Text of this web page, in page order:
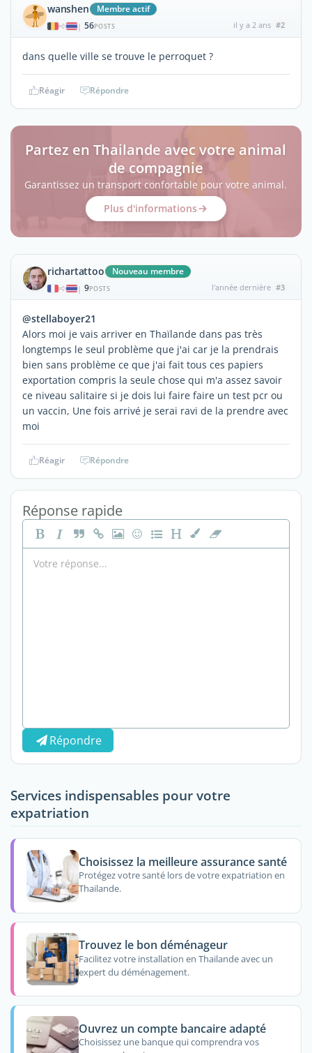
wanshen Membre actif
| 56POSTS il y a 2 ans #2
dans quelle ville se trouve le perroquet ?
Réagir Répondre
Partez en Thailande avec votre animal
de compagnie
Garantissez un transport confortable pour votre animal.
Plus d'informations
richartattoo Nouveau membre
| 9POSTS l'année dernière #3
@stellaboyer21
Alors moi je vais arriver en Thaïlande dans pas très
longtemps le seul problème que j'ai car je la prendrais
bien sans problème ce que j'ai fait tous ces papiers
exportation compris la seule chose qui m'a assez savoir
ce niveau salitaire si je dois lui faire faire un test pcr ou
un vaccin, Une fois arrivé je serai ravi de la prendre avec
moi
Réagir Répondre
Réponse rapide
Répondre
Services indispensables pour votre
expatriation
Choisissez la meilleure assurance santé
Protégez votre santé lors de votre expatriation en
Thailande.
Trouvez le bon déménageur
Facilitez votre installation en Thailande avec un
expert du déménagement.
Ouvrez un compte bancaire adapté
Choisissez une banque qui comprendra vos